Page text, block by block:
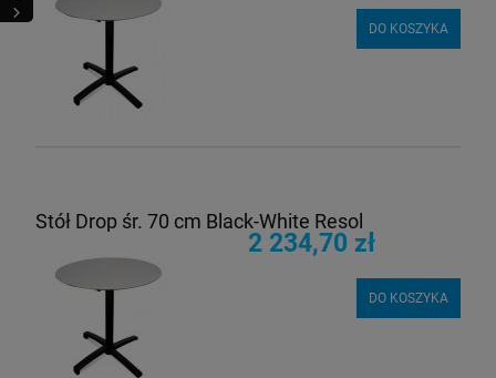
DO KOSZYKA
Stół Drop śr. 70 cm Black-White Resol
2 234,70 zł
DO KOSZYKA